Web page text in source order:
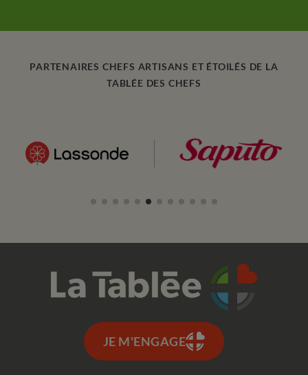
PARTENAIRES CHEFS ARTISANS ET ÉTOILÉS DE LA
TABLÉE DES CHEFS
JE M'ENGAGE